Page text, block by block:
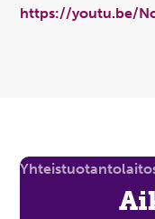
https://youtu.be/